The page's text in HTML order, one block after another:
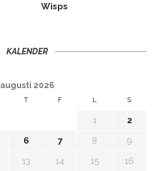
Wisps
KALENDER
augusti 2026
T F L S
1
2
6 7 8
9
13 14 15
16